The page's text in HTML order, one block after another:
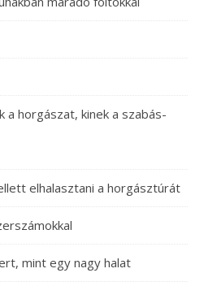
a horgászat, kinek a szabás-
elhalasztani a horgásztúrát
mint egy nagy halat